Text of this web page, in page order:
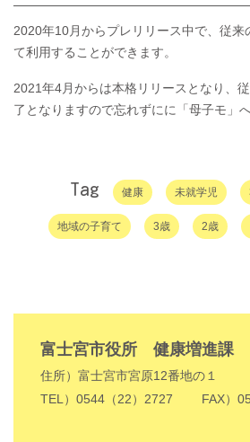
2020年10月からプレリリース中で、従来
て利用することができます。
2021年4月からは本格リリースとなり、
了となりますので忘れずにに「母子モ」
Tag 健康 未就学児
地域の子育て 3歳 2歳
富士宮市役所 健康増進課
住所）富士宮市宮原12番地の１
TEL）0544（22）2727
FAX）